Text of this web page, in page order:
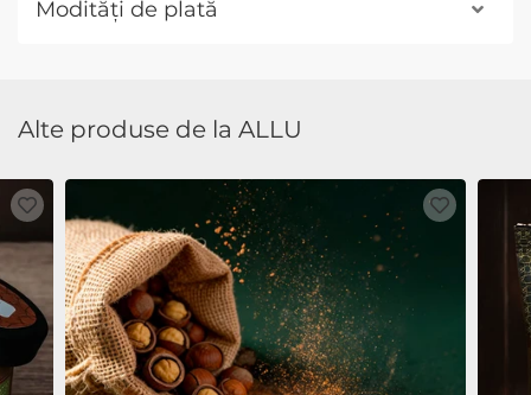
Modități de plată
Alte produse de la ALLU